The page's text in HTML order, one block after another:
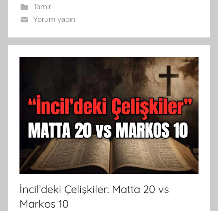
Tamir
Yorum yapın
İncil’deki Çelişkiler: Matta 20 vs
Markos 10